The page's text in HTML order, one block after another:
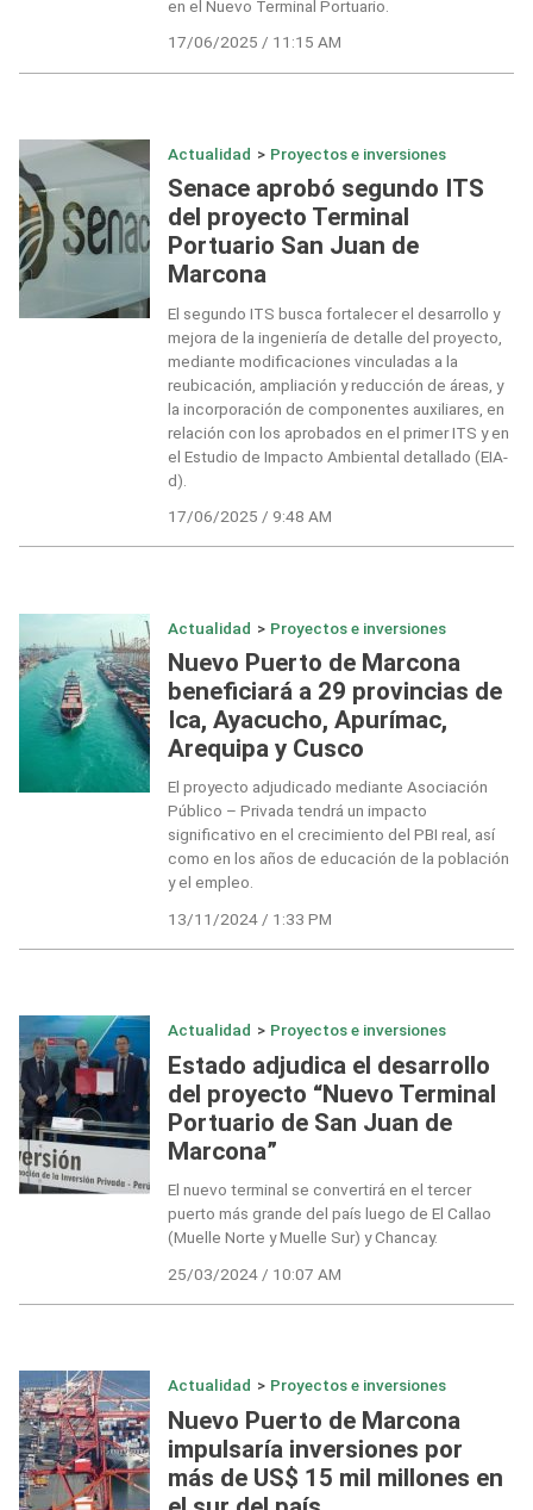
en el Nuevo Terminal Portuario.
17/06/2025 / 11:15 AM
Actualidad > Proyectos e inversiones
Senace aprobó segundo ITS
del proyecto Terminal
Portuario San Juan de
Marcona
El segundo ITS busca fortalecer el desarrollo y
mejora de la ingeniería de detalle del proyecto,
mediante modificaciones vinculadas a la
reubicación, ampliación y reducción de áreas, y
la incorporación de componentes auxiliares, en
relación con los aprobados en el primer ITS y en
el Estudio de Impacto Ambiental detallado (EIA-
d).
17/06/2025 / 9:48 AM
Actualidad > Proyectos e inversiones
Nuevo Puerto de Marcona
beneficiará a 29 provincias de
Ica, Ayacucho, Apurímac,
Arequipa y Cusco
El proyecto adjudicado mediante Asociación
Público – Privada tendrá un impacto
significativo en el crecimiento del PBI real, así
como en los años de educación de la población
y el empleo.
13/11/2024 / 1:33 PM
Actualidad > Proyectos e inversiones
Estado adjudica el desarrollo
del proyecto “Nuevo Terminal
Portuario de San Juan de
Marcona”
El nuevo terminal se convertirá en el tercer
puerto más grande del país luego de El Callao
(Muelle Norte y Muelle Sur) y Chancay.
25/03/2024 / 10:07 AM
Actualidad > Proyectos e inversiones
Nuevo Puerto de Marcona
impulsaría inversiones por
más de US$ 15 mil millones en